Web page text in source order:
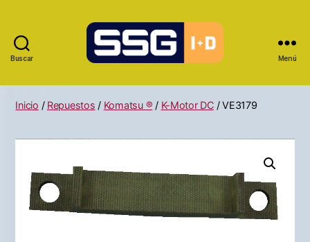
Buscar Menú
Inicio / Repuestos / Komatsu ® / K-Motor DC/ VE3179